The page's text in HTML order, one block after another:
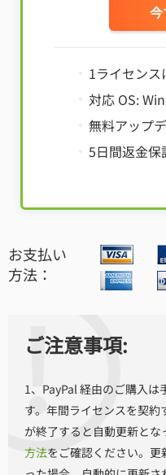
今
1ライセンス
対応 OS:
無料アップ
5日間返金保
お支払い
方法：
ご注意事項:
1、PayPal 経由のご購入は
す。年間ライセンスを契
が終了すると自動更新とな
方法をご確認ください。